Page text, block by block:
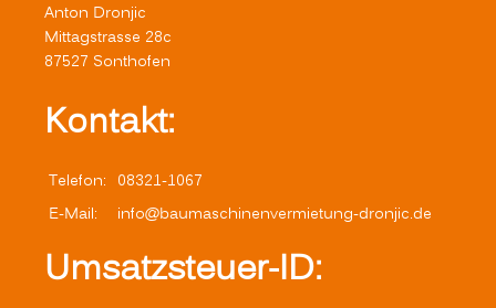
Anton Dronjic
Mittagstrasse 28c
87527 Sonthofen
Kontakt:
Telefon: 08321-1067
E-Mail:
info@baumaschinenvermietung-dronjic.de
Umsatzsteuer-ID: